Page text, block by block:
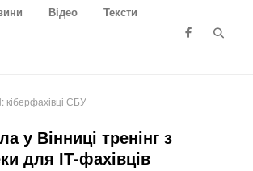
Відео Тексти
кіберфахівці СБУ
у Вінниці тренінг з
для ІТ-фахівців